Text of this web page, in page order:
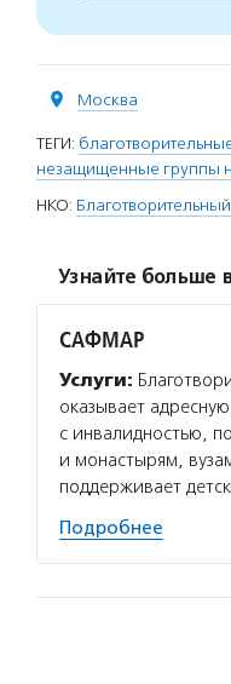
Москва
ТЕГИ:
незащищенные группы
НКО:
Узнайте больше
САФМАР
Услуги:
оказывает
с инвалидностью,
и монастырям,
поддерживает
Подробнее